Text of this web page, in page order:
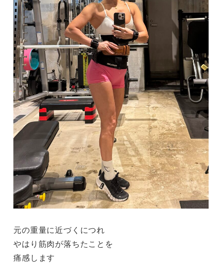
元の重量に近づくにつれ
やはり筋肉が落ちたことを
痛感します